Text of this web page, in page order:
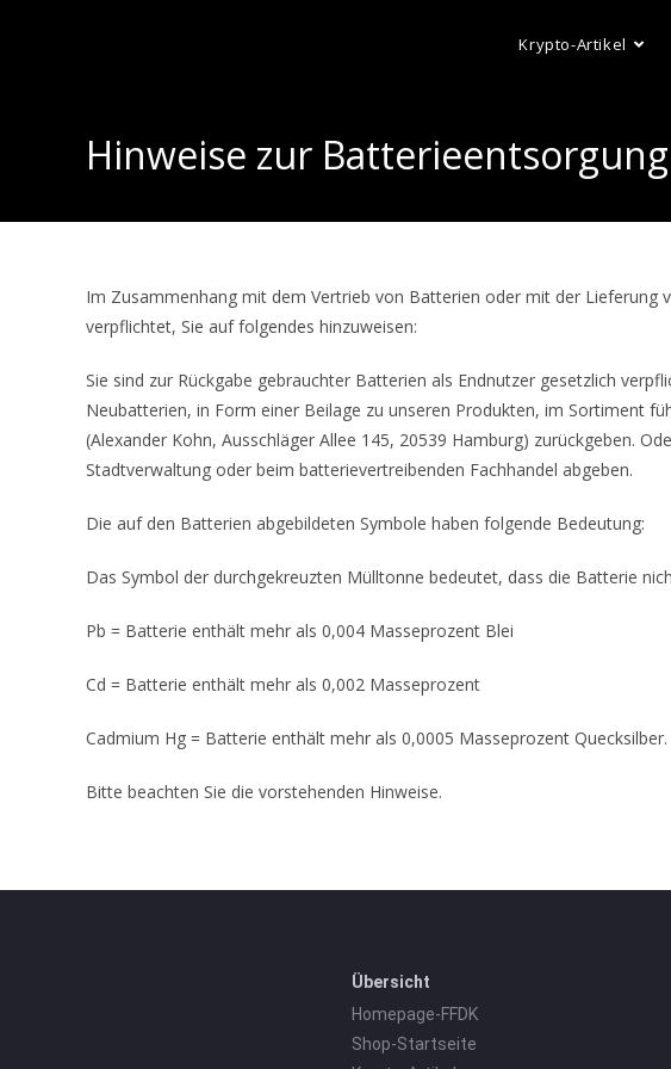
Krypto-Artikel
Hinweise zur Batterieentsorgung
Im Zusammenhang mit dem Vertrieb von Batterien oder mit der Lieferung
verpflichtet, Sie auf folgendes hinzuweisen:
Sie sind zur Rückgabe gebrauchter Batterien als Endnutzer gesetzlich
Neubatterien, in Form einer Beilage zu unseren Produkten, im Sortiment
(Alexander Kohn, Ausschläger Allee 145, 20539 Hamburg) zurückgeben.
Stadtverwaltung oder beim batterievertreibenden Fachhandel abgeben.
Die auf den Batterien abgebildeten Symbole haben folgende Bedeutung:
Das Symbol der durchgekreuzten Mülltonne bedeutet, dass die Batterie
Pb = Batterie enthält mehr als 0,004 Masseprozent Blei
Cd = Batterie enthält mehr als 0,002 Masseprozent
Cadmium Hg = Batterie enthält mehr als 0,0005 Masseprozent Quecksilber.
Bitte beachten Sie die vorstehenden Hinweise.
Übersicht
Homepage-FFDK
Shop-Startseite